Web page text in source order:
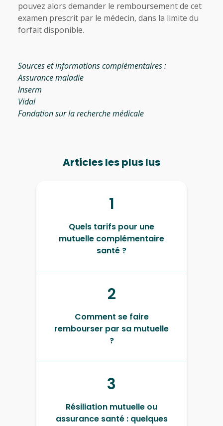
pouvez alors demander le remboursement de cet
examen prescrit par le médecin, dans la limite du
forfait disponible.
Sources et informations complémentaires :
Assurance maladie
Inserm
Vidal
Fondation sur la recherche médicale
Articles les plus lus
1
Quels tarifs pour une
mutuelle complémentaire
santé ?
2
Comment se faire
rembourser par sa mutuelle
?
3
Résiliation mutuelle ou
assurance santé : quelques